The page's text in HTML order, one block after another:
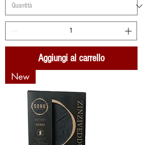
Aggiungi al carrello
New